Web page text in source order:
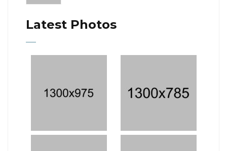
Latest Photos